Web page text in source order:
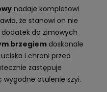
nadaje kompletowi
że stanowi on nie
do zimowych
brzegiem doskonale
i chroni przed
zastępuje
wygodne otulenie szyi.